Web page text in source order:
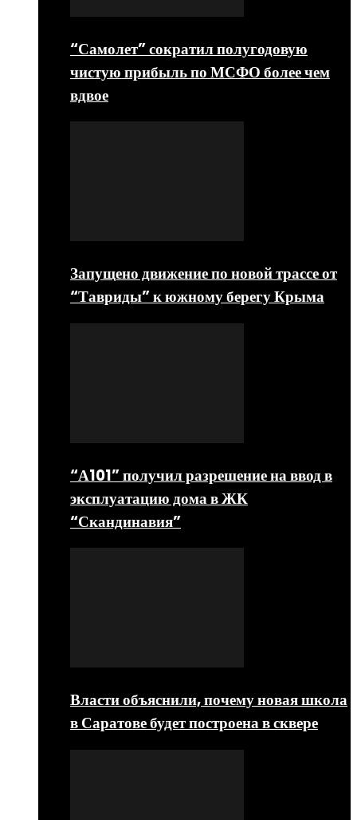
“Самолет” сократил полугодовую
чистую прибыль по МСФО более чем
вдвое
Запущено движение по новой трассе от
“Тавриды” к южному берегу Крыма
“А101” получил разрешение на ввод в
эксплуатацию дома в ЖК
“Скандинавия”
Власти объяснили, почему новая школа
в Саратове будет построена в сквере